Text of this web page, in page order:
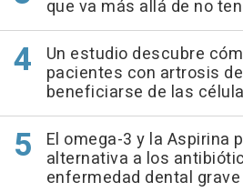
que va más allá de no
Un estudio descubre
pacientes con artrosis
beneficiarse de las
El omega-3 y la Aspirina
alternativa a los
enfermedad dental grave